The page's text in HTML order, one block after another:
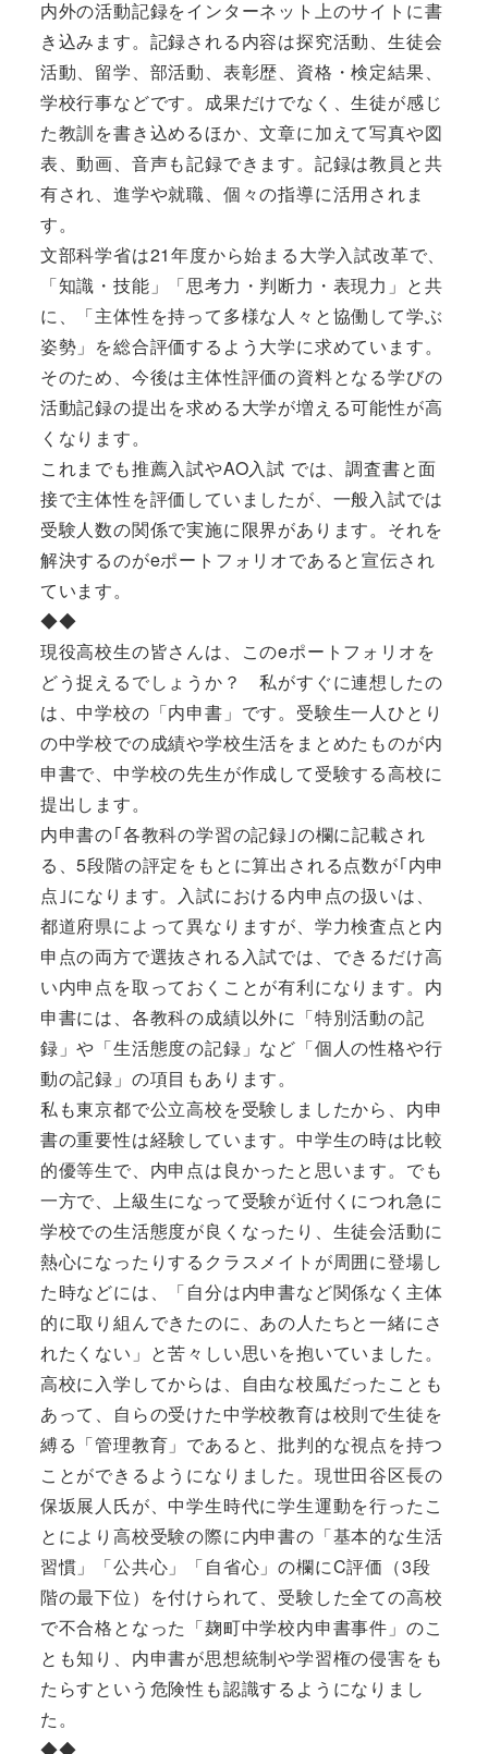
内外の活動記録をインターネット上のサイトに書
き込みます。記録される内容は探究活動、生徒会
活動、留学、部活動、表彰歴、資格・検定結果、
学校行事などです。成果だけでなく、生徒が感じ
た教訓を書き込めるほか、文章に加えて写真や図
表、動画、音声も記録できます。記録は教員と共
有され、進学や就職、個々の指導に活用されま
す。
文部科学省は21年度から始まる大学入試改革で、
「知識・技能」「思考力・判断力・表現力」と共
に、「主体性を持って多様な人々と協働して学ぶ
姿勢」を総合評価するよう大学に求めています。
そのため、今後は主体性評価の資料となる学びの
活動記録の提出を求める大学が増える可能性が高
くなります。
これまでも推薦入試やAO入試 では、調査書と面
接で主体性を評価していましたが、一般入試では
受験人数の関係で実施に限界があります。それを
解決するのがeポートフォリオであると宣伝され
ています。
◆◆
現役高校生の皆さんは、このeポートフォリオを
どう捉えるでしょうか？ 私がすぐに連想したの
は、中学校の「内申書」です。受験生一人ひとり
の中学校での成績や学校生活をまとめたものが内
申書で、中学校の先生が作成して受験する高校に
提出します。
内申書の｢各教科の学習の記録｣の欄に記載され
る、5段階の評定をもとに算出される点数が｢内申
点｣になります。入試における内申点の扱いは、
都道府県によって異なりますが、学力検査点と内
申点の両方で選抜される入試では、できるだけ高
い内申点を取っておくことが有利になります。内
申書には、各教科の成績以外に「特別活動の記
録」や「生活態度の記録」など「個人の性格や行
動の記録」の項目もあります。
私も東京都で公立高校を受験しましたから、内申
書の重要性は経験しています。中学生の時は比較
的優等生で、内申点は良かったと思います。でも
一方で、上級生になって受験が近付くにつれ急に
学校での生活態度が良くなったり、生徒会活動に
熱心になったりするクラスメイトが周囲に登場し
た時などには、「自分は内申書など関係なく主体
的に取り組んできたのに、あの人たちと一緒にさ
れたくない」と苦々しい思いを抱いていました。
高校に入学してからは、自由な校風だったことも
あって、自らの受けた中学校教育は校則で生徒を
縛る「管理教育」であると、批判的な視点を持つ
ことができるようになりました。現世田谷区長の
保坂展人氏が、中学生時代に学生運動を行ったこ
とにより高校受験の際に内申書の「基本的な生活
習慣」「公共心」「自省心」の欄にC評価（3段
階の最下位）を付けられて、受験した全ての高校
で不合格となった「麹町中学校内申書事件」のこ
とも知り、内申書が思想統制や学習権の侵害をも
たらすという危険性も認識するようになりまし
た。
◆◆